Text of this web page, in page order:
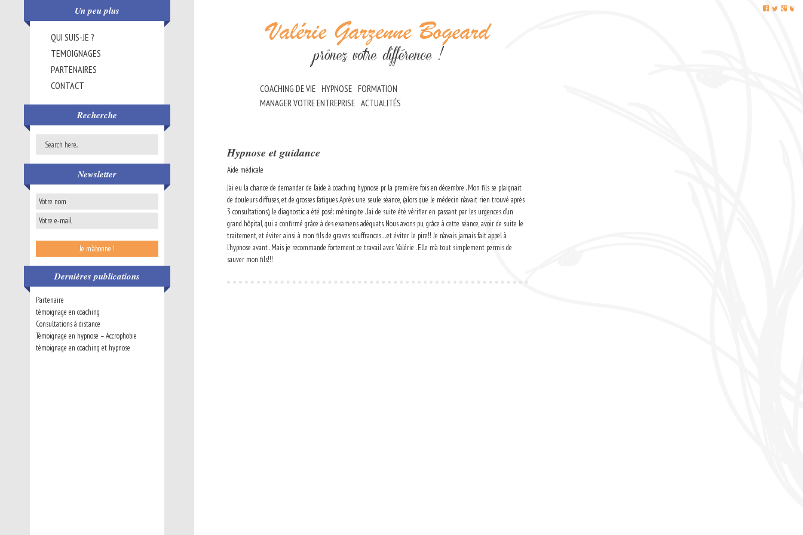
COACHING DE VIE HYPNOSE FORMATION
MANAGER VOTRE ENTREPRISE ACTUALITÉS
Un peu plus
QUI SUIS-JE ?
TEMOIGNAGES
PARTENAIRES
CONTACT
Recherche
Newsletter
Dernières publications
Partenaire
témoignage en coaching
Consultations à distance
Témoignage en hypnose – Accrophobie
témoignage en coaching et hypnose
Hypnose et guidance
Aide médicale
J’ai eu la chance de demander de l’aide à coaching hypnose pr la première fois en décembre . Mon fils se plaignait
de douleurs diffuses, et de grosses fatigues. Après une seule séance, (alors que le médecin n’avait rien trouvé après
3 consultations), le diagnostic a été posé: méningite . J’ai de suite été vérifier en passant par les urgences d’un
grand hôpital, qui a confirmé grâce à des examens adéquats. Nous avons pu, grâce à cette séance, avoir de suite le
traitement, et éviter ainsi à mon fils de graves souffrances…et éviter le pire!! Je n’avais jamais fait appel à
l’hypnose avant . Mais je recommande fortement ce travail avec Valérie . Elle m’a tout simplement permis de
sauver mon fils!!!
j i k l